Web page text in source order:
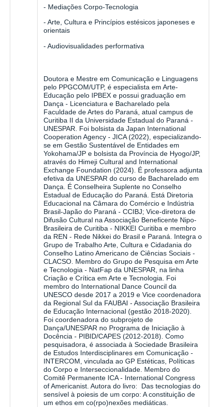
- Mediações Corpo-Tecnologia
- Arte, Cultura e Princípiosestésicos japoneses e
orientais
-Audiovisualidades performativa
Doutora e Mestre em Comunicação e Linguagens
pelo PPGCOM/UTP, é especialista em Arte-
Educação pelo IPBEX e possui graduação em
Dança - Licenciatura e Bacharelado pela
Faculdade de Artes do Paraná, atual campus de
Curitiba II da Universidade Estadual do Paraná -
UNESPAR. Foi bolsista da Japan International
Cooperation Agency - JICA (2022), especializando-
se em Gestão Sustentável de Entidades em
Yokohama/JP e bolsista da Província de Hyogo/JP,
através do Himeji Cultural and International
Exchange Foundation (2024). É professora adjunta
efetiva da UNESPAR do curso de Bacharelado em
Dança. É Conselheira Suplente no Conselho
Estadual de Educação do Paraná. Está Diretoria
Educacional na Câmara do Comércio e Indústria
Brasil-Japão do Paraná - CCIBJ; Vice-diretora de
Difusão Cultural na Associação Beneficente Nipo-
Brasileira de Curitiba - NIKKEI Curitiba e membro
da REN - Rede Nikkei do Brasil e Paraná. Integra o
Grupo de Trabalho Arte, Cultura e Cidadania do
Conselho Latino Americano de Ciências Sociais -
CLACSO. Membro do Grupo de Pesquisa em Arte
e Tecnologia - NatFap da UNESPAR, na linha
Criação e Crítica em Arte e Tecnologia. Foi
membro do International Dance Council da
UNESCO desde 2017 a 2019 e Vice coordenadora
da Regional Sul da FAUBAI - Associação Brasileira
de Educação Internacional (gestão 2018-2020).
Foi coordenadora do subprojeto de
Dança/UNESPAR no Programa de Iniciação à
Docência - PIBID/CAPES (2012-2018). Como
pesquisadora, é associada à Sociedade Brasileira
de Estudos Interdisciplinares em Comunicação -
INTERCOM, vinculada ao GP Estéticas, Políticas
do Corpo e Interseccionalidade. Membro do
Comitê Permanente ICA - International Congress
of Americanist. Autora do livro: Das tecnologias do
sensível à poiesis de um corpo: A constituição de
um ethos em co(rpo)nexões mediáticas.